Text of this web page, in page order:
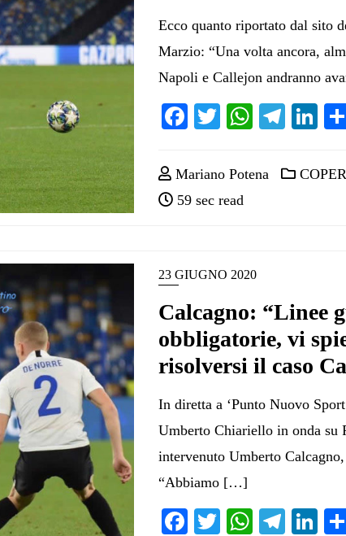
Ecco quanto riportato dal sito
Marzio: “Una volta ancora,
Napoli e Callejon andranno
Facebook
Twitter
Mariano Potena
59 sec read
23 GIUGNO 2020
Calcagno: “Linee
obbligatorie, vi
risolversi il caso
In diretta a ‘Punto Nuovo
Umberto Chiariello in onda su
intervenuto Umberto
“Abbiamo […]
Facebook
Twitter